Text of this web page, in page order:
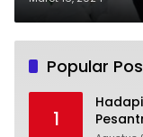
Popular
1